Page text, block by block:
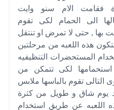
فقامت الام سنو وايت
الى الحمام لكى تقوم
بها , حتى لا تمرض او تنتقل
هذه اللعبه من مرحلتين
المستحضرات التنظيفيه
استحمامها لكى تتمكن من
التالى تقوم بالباسها ملابس
يوم شاق و طويل من كثرة
اللعبه عن طريق استخدام